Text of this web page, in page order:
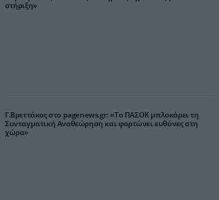
στήριξη»
Γ.Βρεττάκος στο pagenews.gr: «Το ΠΑΣΟΚ μπλοκάρει τη
Συνταγματική Αναθεώρηση και φορτώνει ευθύνες στη
χώρα»